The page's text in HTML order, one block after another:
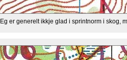
Eg er generelt ikkje glad i sprintnorm i skog,